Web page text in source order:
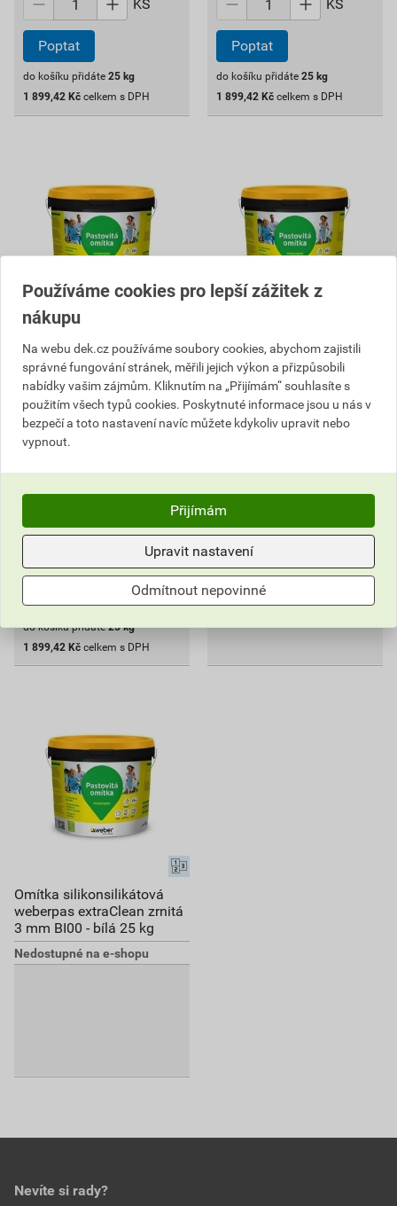
KS
Poptat
do košíku přidáte 25 kg
1 899,42 Kč celkem s DPH
KS
Poptat
do košíku přidáte 25 kg
1 899,42 Kč celkem s DPH
Omítka silikonsilikátová
weberpas extraClean zrnitá
1,5 mm SE3D 25 kg
75,98Kč
cena za kg s DPH
3 274,87 Kč
1 899,42Kč
KS
do košíku přidáte 25 kg
1 899,42 Kč celkem s DPH
Omítka silikonsilikátová
weberpas extraClean
rýhovaná 2 mm BI00 - bílá
25 kg
Omítka silikonsilikátová
weberpas extraClean zrnitá
3 mm BI00 - bílá 25 kg
Nedostupné na e-shopu
Nevíte si rady?
Používáme cookies pro lepší zážitek z
nákupu
Na webu dek.cz používáme soubory cookies, abychom zajistili
správné fungování stránek, měřili jejich výkon a přizpůsobili
nabídky vašim zájmům. Kliknutím na „Přijímám“ souhlasíte s
použitím všech typů cookies. Poskytnuté informace jsou u nás v
bezpečí a toto nastavení navíc můžete kdykoliv upravit nebo
vypnout.
Přijímám
Upravit nastavení
Odmítnout nepovinné